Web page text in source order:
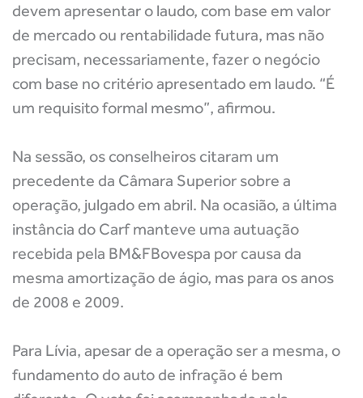
devem apresentar o laudo, com base em valor
de mercado ou rentabilidade futura, mas não
precisam, necessariamente, fazer o negócio
com base no critério apresentado em laudo. “É
um requisito formal mesmo”, afirmou.
Na sessão, os conselheiros citaram um
precedente da Câmara Superior sobre a
operação, julgado em abril. Na ocasião, a última
instância do Carf manteve uma autuação
recebida pela BM&FBovespa por causa da
mesma amortização de ágio, mas para os anos
de 2008 e 2009.
Para Lívia, apesar de a operação ser a mesma, o
fundamento do auto de infração é bem